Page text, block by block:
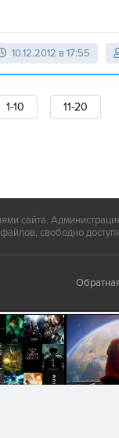
10.12.2012 в 17:55
1-10 11-20
сайта.
свободно